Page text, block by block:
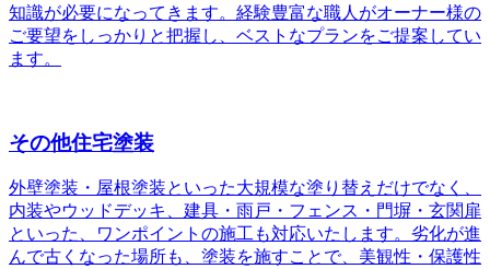
知識が必要になってきます。経験豊富な職人がオーナー様の
ご要望をしっかりと把握し、ベストなプランをご提案してい
ます。
その他住宅塗装
外壁塗装・屋根塗装といった大規模な塗り替えだけでなく、
内装やウッドデッキ、建具・雨戸・フェンス・門塀・玄関扉
といった、ワンポイントの施工も対応いたします。劣化が進
んで古くなった場所も、塗装を施すことで、美観性・保護性